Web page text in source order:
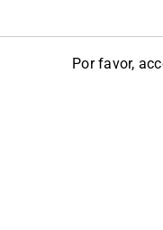
Por favor,